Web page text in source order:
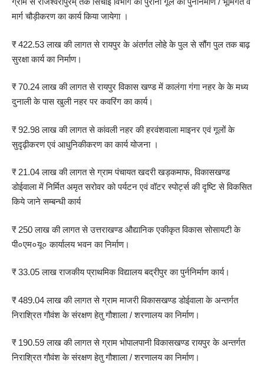
मार्ग चौड़ीकरण का कार्य किया जायेगा ।
₹ 422.53 लाख की लागत से रायपुर के अंतर्गत लोहे के पुल से सौंग पुल तक बाढ़
सुरक्षा कार्य का निर्माण।
₹ 70.24 लाख की लागत से रायपुर विकास खण्ड में कालंगा गंगा नहर के के मध्य
दुनाली के पास खुली नहर पर कवरिंग का कार्य।
₹ 92.98 लाख की लागत से कांवली नहर की हरवंशवाला माइनर एवं गूलों के
सुदृढ़ीकरण एवं आधुनिकीकरण का कार्य योजना ।
₹ 21.04 लाख की लागत से ग्राम पंचायत खदरी खड़कमाफ, विकासखण्ड
डोईवाला में निर्मित अमृत सरोवर को पर्यटन एवं वॉटर स्पोर्ट्स की दृष्टि से विकसित
किये जाने सम्बन्धी कार्य
₹ 250 लाख की लागत से उत्तराखण्ड औद्यानिक एकीकृत विकास सोसायटी के
पी०एम०यू० कार्यालय भवन का निर्माण।
₹ 33.05 लाख राजकीय प्राथमिक विद्यालय बद्रीपुर का पुर्ननिर्माण कार्य।
₹ 489.04 लाख की लागत से ग्राम माजरी विकासखण्ड डोईवाला के अन्तर्गत
निराश्रित गौवंश के संरक्षण हेतु गौशाला / शरणालय का निर्माण।
₹ 190.59 लाख की लागत से ग्राम भोपालपानी विकासखण्ड रायपुर के अन्तर्गत
निराश्रित गौवंश के संरक्षण हेतु गौशाला / शरणालय का निर्माण।